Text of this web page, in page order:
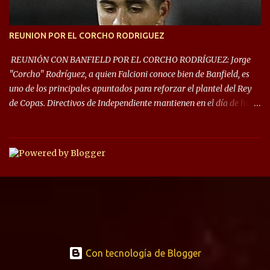
REUNION POR EL CORCHO RODRIGUEZ
REUNIÓN CON BANFIELD POR EL CORCHO RODRÍGUEZ: Jorge
"Corcho" Rodríguez, a quien Falcioni conoce bien de Banfield, es
uno de los principales apuntados para reforzar el plantel del Rey
de Copas. Directivos de Independiente mantienen en el día de hoy
préstamo con opción de compra pero, por lo que se sabe, Banfield
busca vender al menos el 50% del pase por una cifra cercana a los
1,5 millones de dólares. El volante central titular del Banfield y
de sus compañeros, realizó 17 infracciones y solo fue amonestado
dos veces.. Su representante, Claudio Jara, dijo en Sportia: “Tuve
Con tecnología de Blogger